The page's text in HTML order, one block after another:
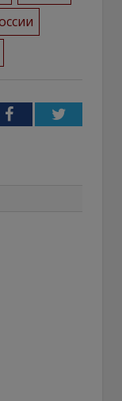
FacebookTwitter